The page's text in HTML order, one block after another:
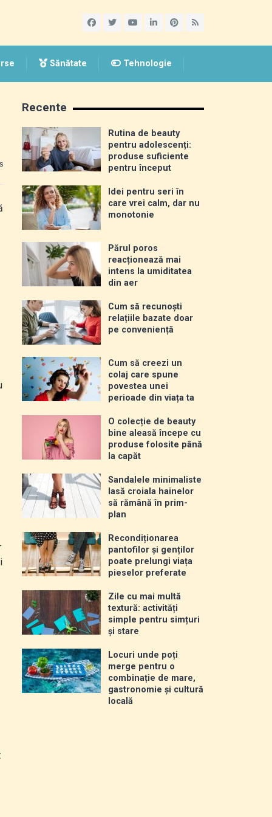
Sănătate Tehnologie
Recente
Rutina de beauty
pentru adolescenți:
produse suficiente
pentru început
Idei pentru seri în
care vrei calm, dar nu
monotonie
Părul poros
reacționează mai
intens la umiditatea
din aer
Cum să recunoști
relațiile bazate doar
pe conveniență
Cum să creezi un
colaj care spune
povestea unei
perioade din viața ta
O colecție de beauty
bine aleasă începe cu
produse folosite până
la capăt
Sandalele minimaliste
lasă croiala hainelor
să rămână în prim-
plan
Recondiționarea
pantofilor și genților
poate prelungi viața
pieselor preferate
Zile cu mai multă
textură: activități
simple pentru simțuri
și stare
Locuri unde poți
merge pentru o
combinație de mare,
gastronomie și cultură
locală